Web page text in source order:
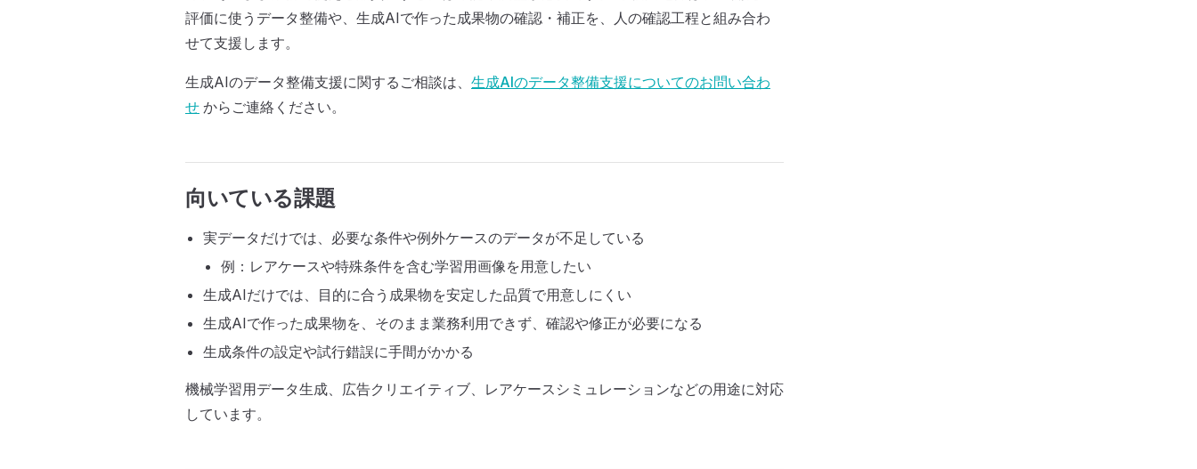
評価に使うデータ整備や、生成AIで作った成果物の確認・補正を、人の確認工程と組み合わ
せて支援します。
生成AIのデータ整備支援に関するご相談は、 生成AIのデータ整備支援についてのお問い合わ
せ からご連絡ください。
向いている課題
実データだけでは、必要な条件や例外ケースのデータが不足している
例：レアケースや特殊条件を含む学習用画像を用意したい
生成AIだけでは、目的に合う成果物を安定した品質で用意しにくい
生成AIで作った成果物を、そのまま業務利用できず、確認や修正が必要になる
生成条件の設定や試行錯誤に手間がかかる
機械学習用データ生成、広告クリエイティブ、レアケースシミュレーションなどの用途に対応
しています。